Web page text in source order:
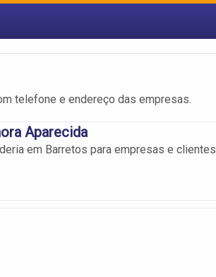
telefone e endereço das empresas.
Aparecida
em Barretos para empresas e clientes